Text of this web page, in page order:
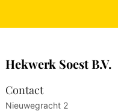
Hekwerk Soest B.V.
Contact
Nieuwegracht 2